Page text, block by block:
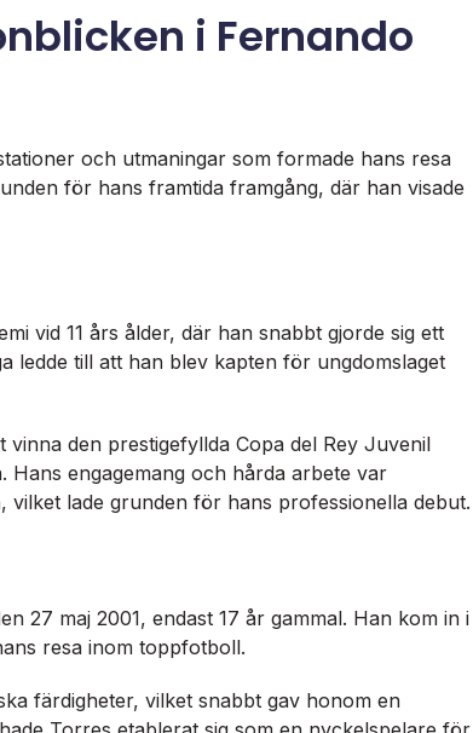
i Fernando
och utmaningar som formade hans resa
för hans framtida framgång, där han visade
vid 11 års ålder, där han snabbt gjorde sig ett
ledde till att han blev kapten för ungdomslaget
den prestigefyllda Copa del Rey Juvenil
engagemang och hårda arbete var
lade grunden för hans professionella debut.
27 maj 2001, endast 17 år gammal. Han kom in i
resa inom toppfotboll.
färdigheter, vilket snabbt gav honom en